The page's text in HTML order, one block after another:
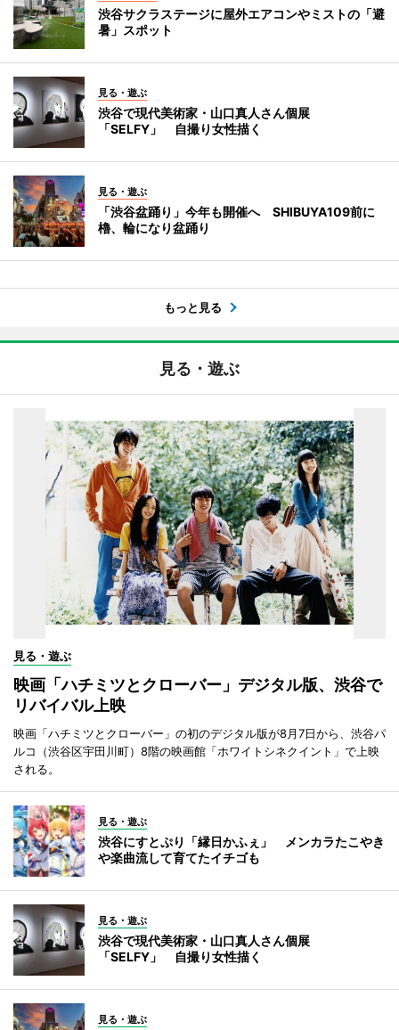
渋谷サクラステージに屋外エアコンやミストの「避
暑」スポット
見る・遊ぶ
渋谷で現代美術家・山口真人さん個展
「SELFY」 自撮り女性描く
見る・遊ぶ
「渋谷盆踊り」今年も開催へ SHIBUYA109前に
櫓、輪になり盆踊り
もっと見る
見る・遊ぶ
見る・遊ぶ
映画「ハチミツとクローバー」デジタル版、渋谷で
リバイバル上映
映画「ハチミツとクローバー」の初のデジタル版が8月7日から、渋谷パ
ルコ（渋谷区宇田川町）8階の映画館「ホワイトシネクイント」で上映
される。
見る・遊ぶ
渋谷にすとぷり「縁日かふぇ」 メンカラたこやき
や楽曲流して育てたイチゴも
見る・遊ぶ
渋谷で現代美術家・山口真人さん個展
「SELFY」 自撮り女性描く
見る・遊ぶ